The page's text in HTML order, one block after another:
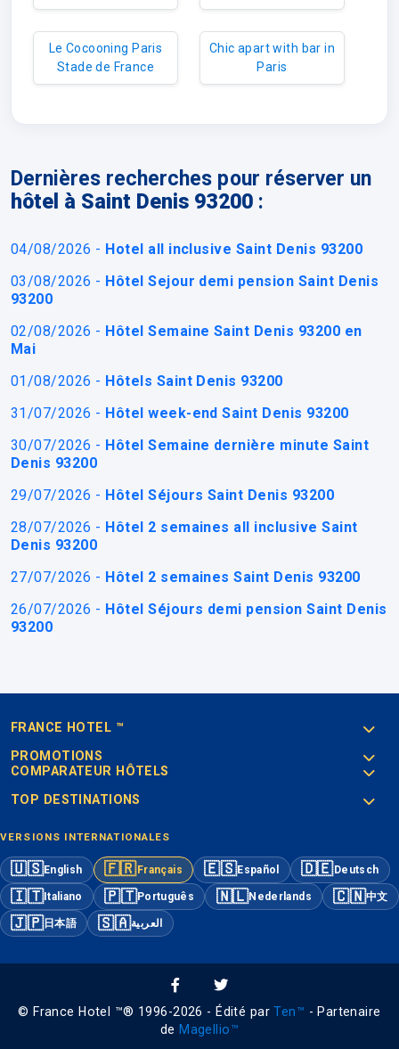
Le Cocooning Paris
Stade de France
Chic apart with bar in
Paris
Dernières recherches pour réserver un
hôtel à Saint Denis 93200:
04/08/2026 - Hotel all inclusive Saint Denis 93200
03/08/2026 - Hôtel Sejour demi pension Saint Denis
93200
02/08/2026 - Hôtel Semaine Saint Denis 93200 en
Mai
01/08/2026 - Hôtels Saint Denis 93200
31/07/2026 - Hôtel week-end Saint Denis 93200
30/07/2026 - Hôtel Semaine dernière minute Saint
Denis 93200
29/07/2026 - Hôtel Séjours Saint Denis 93200
28/07/2026 - Hôtel 2 semaines all inclusive Saint
Denis 93200
27/07/2026 - Hôtel 2 semaines Saint Denis 93200
26/07/2026 - Hôtel Séjours demi pension Saint Denis
93200
FRANCE HOTEL ™
COMPARATEUR HÔTELS
TOP DESTINATIONS
PROMOTIONS
VERSIONS INTERNATIONALES
🇺🇸English 🇫🇷Français 🇪🇸Español 🇩🇪Deutsch
🇮🇹Italiano 🇵🇹Português 🇳🇱Nederlands 🇨🇳中文
🇯🇵日本語 🇸🇦العربية
© France Hotel ™® 1996-2026 - Édité parTen™ - Partenaire
de Magellio™